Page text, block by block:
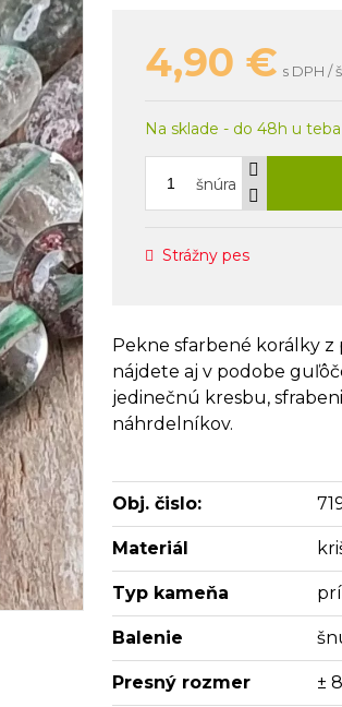
4,90 € s DPH /
Na sklade - do 48h u teba
šnúra
Strážny pes
Pekne sfarbené korálky
nájdete aj v podobe
jedinečnú kresbu,
náhrdelníkov.
Obj. čislo:
Materiál
Typ kameňa
Balenie
Presný rozmer ±